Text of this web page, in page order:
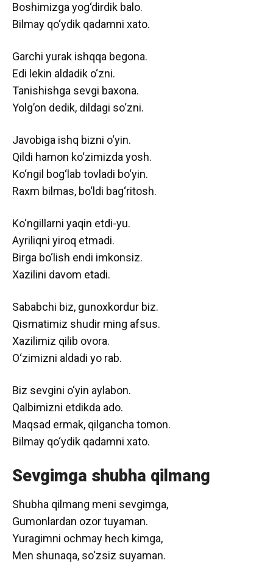
Boshimizga yog‘dirdik balo.
Bilmay qo‘ydik qadamni xato.
Garchi yurak ishqqa begona.
Edi lekin aldadik o‘zni.
Tanishishga sevgi baxona.
Yolg’on dedik, dildagi so‘zni.
Javobiga ishq bizni o‘yin.
Qildi hamon ko‘zimizda yosh.
Ko‘ngil bog‘lab tovladi bo‘yin.
Raxm bilmas, bo‘ldi bag‘ritosh.
Ko‘ngillarni yaqin etdi-yu.
Ayriliqni yiroq etmadi.
Birga bo‘lish endi imkonsiz.
Xazilini davom etadi.
Sababchi biz, gunoxkordur biz.
Qismatimiz shudir ming afsus.
Xazilimiz qilib ovora.
O‘zimizni aldadi yo rab.
Biz sevgini o‘yin aylabon.
Qalbimizni etdikda ado.
Maqsad ermak, qilgancha tomon.
Bilmay qo‘ydik qadamni xato.
Sevgimga shubha qilmang
Shubha qilmang meni sevgimga,
Gumonlardan ozor tuyaman.
Yuragimni ochmay hech kimga,
Men shunaqa, so‘zsiz suyaman.